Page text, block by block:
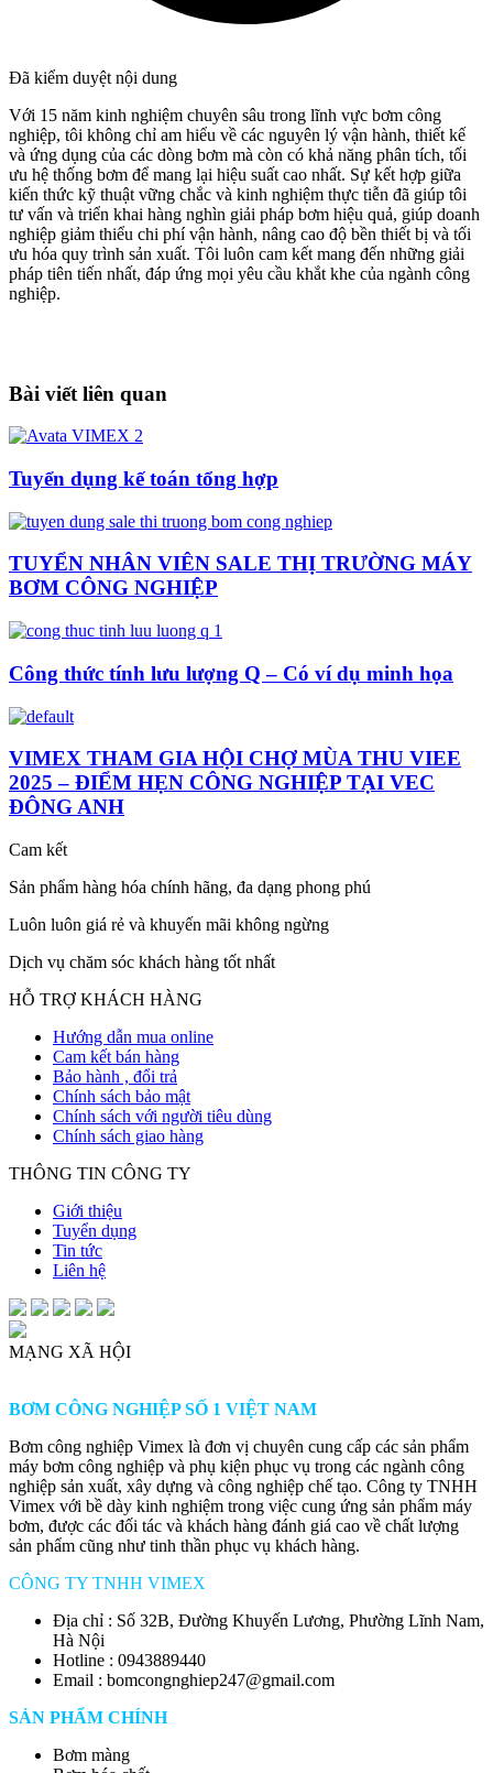
Đã kiểm duyệt nội dung
Với 15 năm kinh nghiệm chuyên sâu trong lĩnh vực bơm công
nghiệp, tôi không chỉ am hiểu về các nguyên lý vận hành, thiết kế
và ứng dụng của các dòng bơm mà còn có khả năng phân tích, tối
ưu hệ thống bơm để mang lại hiệu suất cao nhất. Sự kết hợp giữa
kiến thức kỹ thuật vững chắc và kinh nghiệm thực tiễn đã giúp tôi
tư vấn và triển khai hàng nghìn giải pháp bơm hiệu quả, giúp doanh
nghiệp giảm thiểu chi phí vận hành, nâng cao độ bền thiết bị và tối
ưu hóa quy trình sản xuất. Tôi luôn cam kết mang đến những giải
pháp tiên tiến nhất, đáp ứng mọi yêu cầu khắt khe của ngành công
nghiệp.
Bài viết liên quan
Tuyển dụng kế toán tổng hợp
TUYỂN NHÂN VIÊN SALE THỊ TRƯỜNG MÁY
BƠM CÔNG NGHIỆP
Công thức tính lưu lượng Q – Có ví dụ minh họa
VIMEX THAM GIA HỘI CHỢ MÙA THU VIEE
2025 – ĐIỂM HẸN CÔNG NGHIỆP TẠI VEC
ĐÔNG ANH
Cam kết
Sản phẩm hàng hóa chính hãng, đa dạng phong phú
Luôn luôn giá rẻ và khuyến mãi không ngừng
Dịch vụ chăm sóc khách hàng tốt nhất
HỖ TRỢ KHÁCH HÀNG
Hướng dẫn mua online
Cam kết bán hàng
Bảo hành , đổi trả
Chính sách bảo mật
Chính sách với người tiêu dùng
Chính sách giao hàng
THÔNG TIN CÔNG TY
Giới thiệu
Tuyển dụng
Tin tức
Liên hệ
MẠNG XÃ HỘI
BƠM CÔNG NGHIỆP SỐ 1 VIỆT NAM
Bơm công nghiệp Vimex là đơn vị chuyên cung cấp các sản phẩm
máy bơm công nghiệp và phụ kiện phục vụ trong các ngành công
nghiệp sản xuất, xây dựng và công nghiệp chế tạo. Công ty TNHH
Vimex với bề dày kinh nghiệm trong việc cung ứng sản phẩm máy
bơm, được các đối tác và khách hàng đánh giá cao về chất lượng
sản phẩm cũng như tinh thần phục vụ khách hàng.
CÔNG TY TNHH VIMEX
Địa chỉ : Số 32B, Đường Khuyến Lương, Phường Lĩnh Nam,
Hà Nội
Hotline : 0943889440
Email : bomcongnghiep247@gmail.com
SẢN PHẨM CHÍNH
Bơm màng